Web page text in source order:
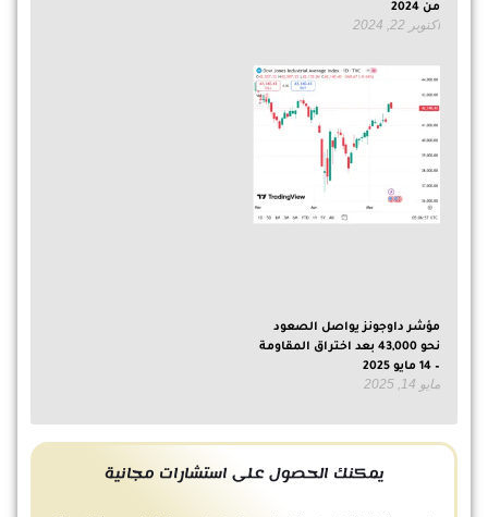
من 2024
أكتوبر 22, 2024
مؤشر داوجونز يواصل الصعود
نحو 43,000 بعد اختراق المقاومة
– 14 مايو 2025
مايو 14, 2025
يمكنك الحصول على استشارات مجانية